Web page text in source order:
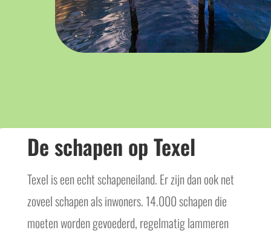
De schapen op Texel
Texel is een echt schapeneiland. Er zijn dan ook net
zoveel schapen als inwoners. 14.000 schapen die
moeten worden gevoederd, regelmatig lammeren